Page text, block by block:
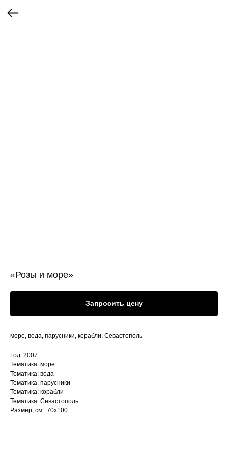
«Розы и море»
Запросить цену
море, вода, парусники, корабли, Севастополь
Год: 2007
Тематика: море
Тематика: вода
Тематика: парусники
Тематика: корабли
Тематика: Севастополь
Размер, см.: 70х100